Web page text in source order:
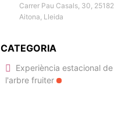
Carrer Pau Casals, 30, 25182
Aitona, Lleida
CATEGORIA
Experiència estacional de
l'arbre fruiter